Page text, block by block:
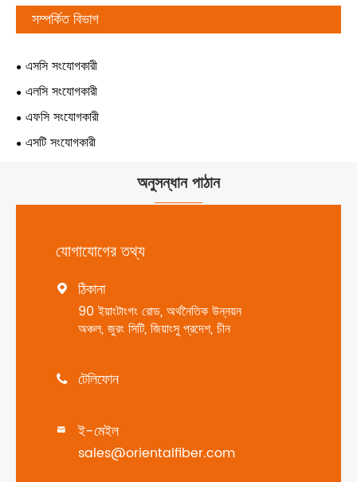
সম্পর্কিত বিভাগ
এসসি সংযোগকারী
এলসি সংযোগকারী
এফসি সংযোগকারী
এসটি সংযোগকারী
অনুসন্ধান পাঠান
যোগাযোগের তথ্য
 ঠিকানা
90 ইয়াংটাংগং রোড, অর্থনৈতিক উন্নয়ন
অঞ্চল, জুরং সিটি, জিয়াংসু প্রদেশ, চীন
 টেলিফোন
 ই-মেইল
sales@orientalfiber.com